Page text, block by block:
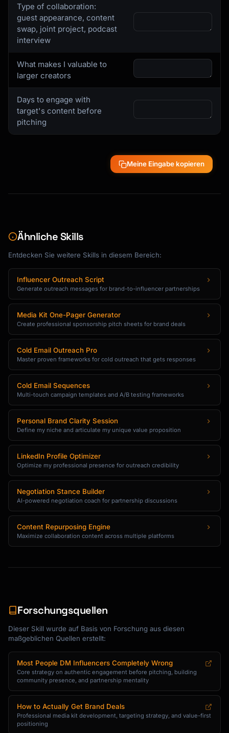
Type of collaboration:
guest appearance, content
swap, joint project, podcast
interview
What makes I valuable to
larger creators
Days to engage with
target's content before
pitching
Meine Eingabe kopieren
Ähnliche Skills
Entdecken Sie weitere Skills in diesem Bereich:
Influencer Outreach Script
Generate outreach messages for brand-to-influencer partnerships
Media Kit One-Pager Generator
Create professional sponsorship pitch sheets for brand deals
Cold Email Outreach Pro
Master proven frameworks for cold outreach that gets responses
Cold Email Sequences
Multi-touch campaign templates and A/B testing frameworks
Personal Brand Clarity Session
Define my niche and articulate my unique value proposition
LinkedIn Profile Optimizer
Optimize my professional presence for outreach credibility
Negotiation Stance Builder
AI-powered negotiation coach for partnership discussions
Content Repurposing Engine
Maximize collaboration content across multiple platforms
Forschungsquellen
Dieser Skill wurde auf Basis von Forschung aus diesen
maßgeblichen Quellen erstellt:
Most People DM Influencers Completely Wrong
Core strategy on authentic engagement before pitching, building
community presence, and partnership mentality
How to Actually Get Brand Deals
Professional media kit development, targeting strategy, and value-first
positioning